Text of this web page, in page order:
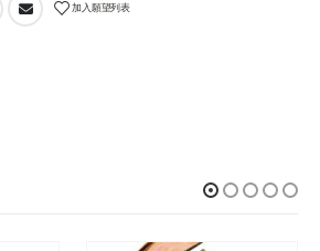
加入願望列表